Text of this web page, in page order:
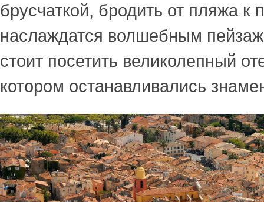
брусчаткой, бродить от пляжа к
наслаждатся волшебным
стоит посетить великолепный
котором останавливались